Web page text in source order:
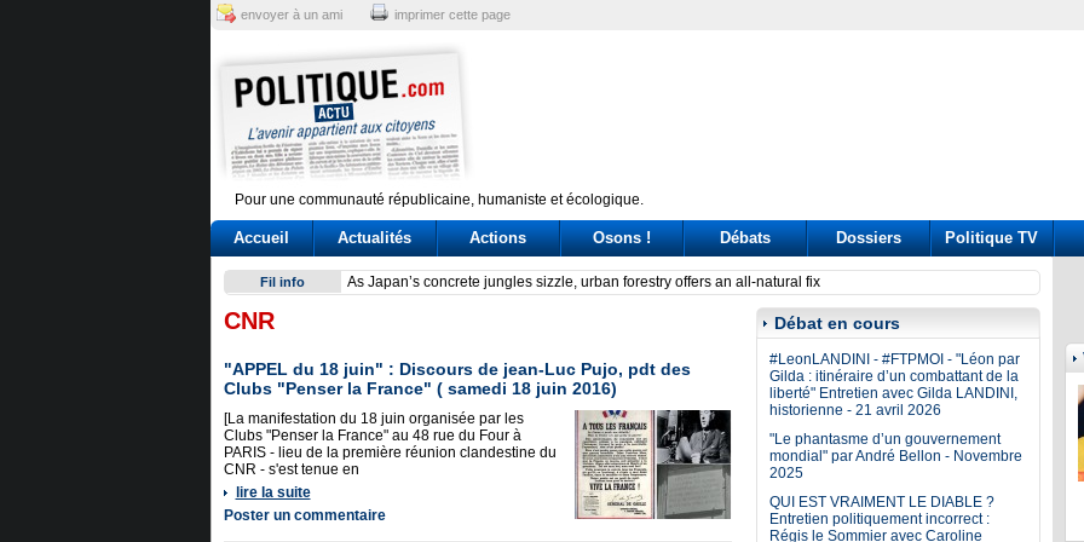
envoyer à un ami imprimer cette page
Pour une communauté républicaine, humaniste et écologique.
Accueil Actualités Actions Osons ! Débats Dossiers Politique TV
Fil info As
Reactor at Kansai Electric’s Oi plant stops after alarm
CNR
"APPEL du 18 juin" : Discours de jean-Luc Pujo, pdt des
Clubs "Penser la France" ( samedi 18 juin 2016)
[La manifestation du 18 juin organisée par les
Clubs "Penser la France" au 48 rue du Four à
PARIS - lieu de la première réunion clandestine du
CNR - s'est tenue en
lire la suite
Poster un commentaire
Débat en cours
#LeonLANDINI - #FTPMOI - "Léon par
Gilda : itinéraire d’un combattant de la
liberté" Entretien avec Gilda LANDINI,
historienne - 21 avril 2026
"Le phantasme d’un gouvernement
mondial" par André Bellon - Novembre
2025
QUI EST VRAIMENT LE DIABLE ?
Entretien politiquement incorrect :
Régis le Sommier avec Caroline